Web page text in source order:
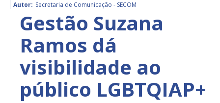
Autor: Secretaria de Comunicação - SECOM
Gestão Suzana
Ramos dá
visibilidade ao
público LGBTQIAP+